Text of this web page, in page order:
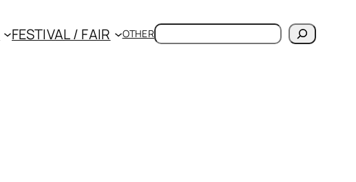
FESTIVAL / FAIR OTHER検